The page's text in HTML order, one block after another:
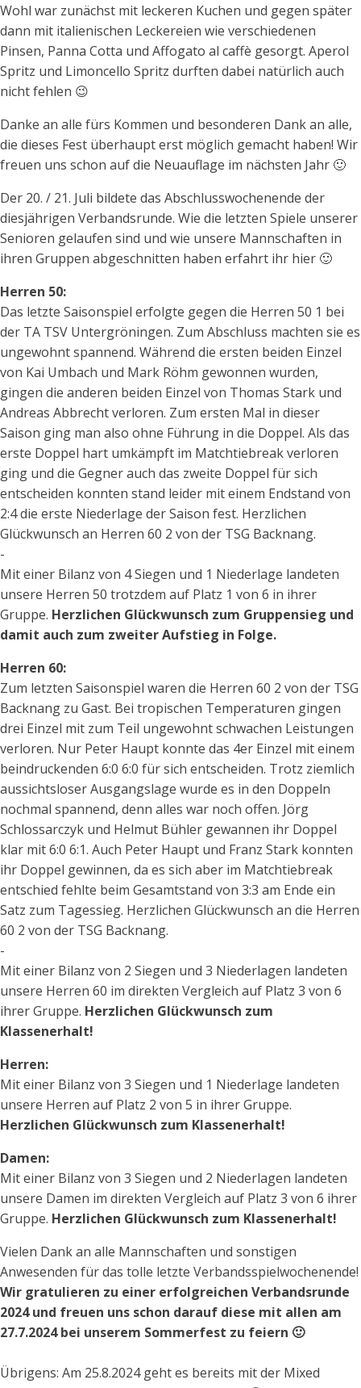
Wohl war zunächst mit leckeren Kuchen und gegen später
dann mit italienischen Leckereien wie verschiedenen
Pinsen, Panna Cotta und Affogato al caffè gesorgt. Aperol
Spritz und Limoncello Spritz durften dabei natürlich auch
nicht fehlen 😉
Danke an alle fürs Kommen und besonderen Dank an alle,
die dieses Fest überhaupt erst möglich gemacht haben! Wir
freuen uns schon auf die Neuauflage im nächsten Jahr 🙂
Der 20. / 21. Juli bildete das Abschlusswochenende der
diesjährigen Verbandsrunde. Wie die letzten Spiele unserer
Senioren gelaufen sind und wie unsere Mannschaften in
ihren Gruppen abgeschnitten haben erfahrt ihr hier 🙂
Herren 50:
Das letzte Saisonspiel erfolgte gegen die Herren 50 1 bei
der TA TSV Untergröningen. Zum Abschluss machten sie es
ungewohnt spannend. Während die ersten beiden Einzel
von Kai Umbach und Mark Röhm gewonnen wurden,
gingen die anderen beiden Einzel von Thomas Stark und
Andreas Abbrecht verloren. Zum ersten Mal in dieser
Saison ging man also ohne Führung in die Doppel. Als das
erste Doppel hart umkämpft im Matchtiebreak verloren
ging und die Gegner auch das zweite Doppel für sich
entscheiden konnten stand leider mit einem Endstand von
2:4 die erste Niederlage der Saison fest. Herzlichen
Glückwunsch an Herren 60 2 von der TSG Backnang.
-
Mit einer Bilanz von 4 Siegen und 1 Niederlage landeten
unsere Herren 50 trotzdem auf Platz 1 von 6 in ihrer
Gruppe. Herzlichen Glückwunsch zum Gruppensieg und
damit auch zum zweiter Aufstieg in Folge.
Herren 60:
Zum letzten Saisonspiel waren die Herren 60 2 von der TSG
Backnang zu Gast. Bei tropischen Temperaturen gingen
drei Einzel mit zum Teil ungewohnt schwachen Leistungen
verloren. Nur Peter Haupt konnte das 4er Einzel mit einem
beindruckenden 6:0 6:0 für sich entscheiden. Trotz ziemlich
aussichtsloser Ausgangslage wurde es in den Doppeln
nochmal spannend, denn alles war noch offen. Jörg
Schlossarczyk und Helmut Bühler gewannen ihr Doppel
klar mit 6:0 6:1. Auch Peter Haupt und Franz Stark konnten
ihr Doppel gewinnen, da es sich aber im Matchtiebreak
entschied fehlte beim Gesamtstand von 3:3 am Ende ein
Satz zum Tagessieg. Herzlichen Glückwunsch an die Herren
60 2 von der TSG Backnang.
-
Mit einer Bilanz von 2 Siegen und 3 Niederlagen landeten
unsere Herren 60 im direkten Vergleich auf Platz 3 von 6
ihrer Gruppe. Herzlichen Glückwunsch zum
Klassenerhalt!
Herren:
Mit einer Bilanz von 3 Siegen und 1 Niederlage landeten
unsere Herren auf Platz 2 von 5 in ihrer Gruppe.
Herzlichen Glückwunsch zum Klassenerhalt!
Damen:
Mit einer Bilanz von 3 Siegen und 2 Niederlagen landeten
unsere Damen im direkten Vergleich auf Platz 3 von 6 ihrer
Gruppe. Herzlichen Glückwunsch zum Klassenerhalt!
Vielen Dank an alle Mannschaften und sonstigen
Anwesenden für das tolle letzte Verbandsspielwochenende!
Wir gratulieren zu einer erfolgreichen Verbandsrunde
2024 und freuen uns schon darauf diese mit allen am
27.7.2024 bei unserem Sommerfest zu feiern 🙂
Übrigens: Am 25.8.2024 geht es bereits mit der Mixed